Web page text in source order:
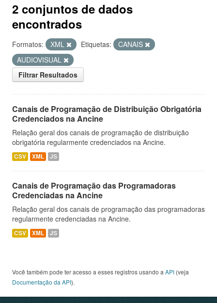
2 conjuntos de dados
encontrados
Formatos: XML Etiquetas:
CANAIS
AUDIOVISUAL
Filtrar Resultados
Canais de Programação de Distribuição Obrigatória
Credenciados na Ancine
Relação geral dos canais de programação de distribuição
obrigatória regularmente credenciados na Ancine.
CSV XML JS
Canais de Programação das Programadoras
Credenciadas na Ancine
Relação geral dos canais de programação das programadoras
regularmente credenciadas na Ancine.
CSV XML JS
Você também pode ter acesso a esses registros usando a API (veja
Documentação da API).